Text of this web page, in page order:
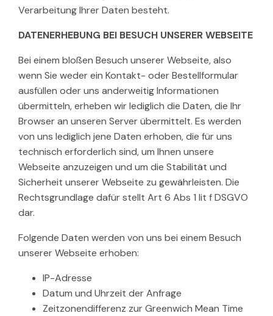
Verarbeitung Ihrer Daten besteht.
DATENERHEBUNG BEI BESUCH UNSERER WEBSEITE
Bei einem bloßen Besuch unserer Webseite, also
wenn Sie weder ein Kontakt- oder Bestellformular
ausfüllen oder uns anderweitig Informationen
übermitteln, erheben wir lediglich die Daten, die Ihr
Browser an unseren Server übermittelt. Es werden
von uns lediglich jene Daten erhoben, die für uns
technisch erforderlich sind, um Ihnen unsere
Webseite anzuzeigen und um die Stabilität und
Sicherheit unserer Webseite zu gewährleisten. Die
Rechtsgrundlage dafür stellt Art 6 Abs 1 lit f DSGVO
dar.
Folgende Daten werden von uns bei einem Besuch
unserer Webseite erhoben:
IP-Adresse
Datum und Uhrzeit der Anfrage
Zeitzonendifferenz zur Greenwich Mean Time